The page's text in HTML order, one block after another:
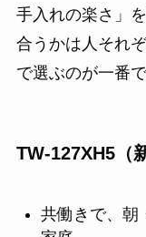
手入れの楽さ」
合うかは人それ
で選ぶのが一番で
TW-127XH5（
共働きで、朝